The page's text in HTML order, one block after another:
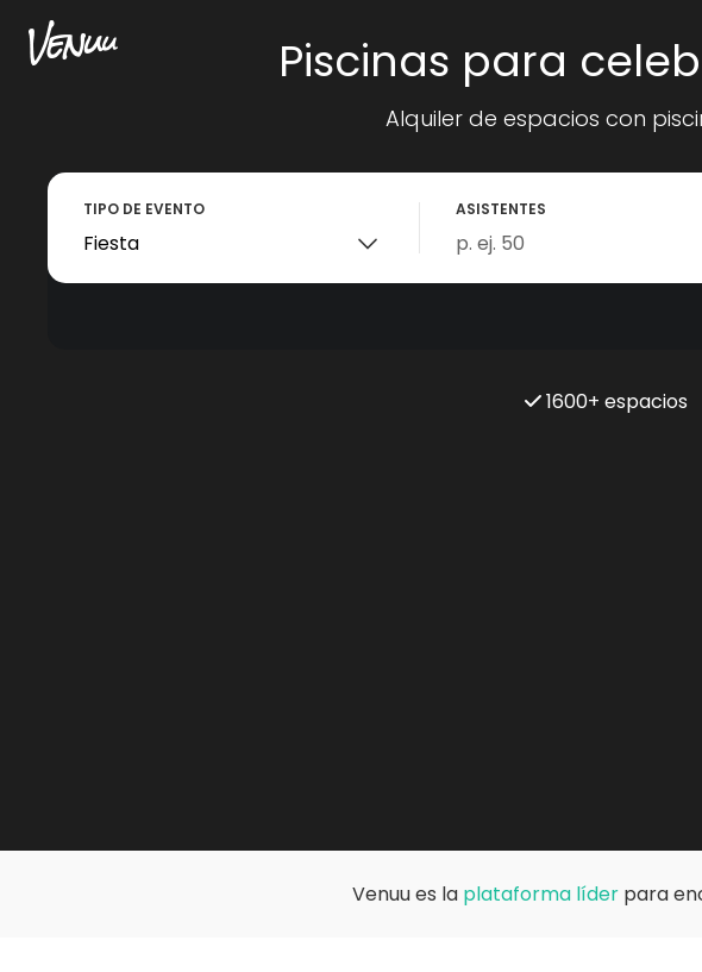
Piscinas para
Alquiler de espacios con
TIPO DE EVENTO ASISTENTES
1600+ espacios
Venuu es la plataforma líderpara